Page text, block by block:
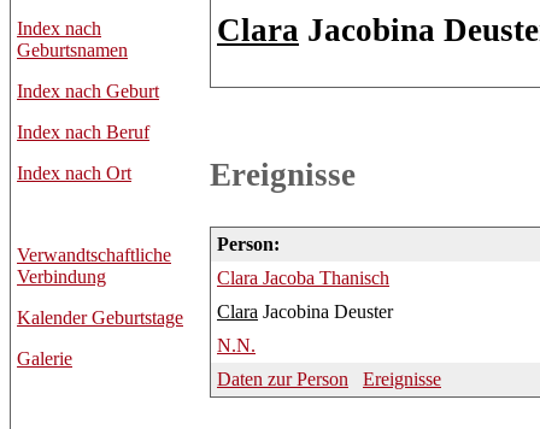
Index nach
Geburtsnamen
Index nach Geburt
Index nach Beruf
Index nach Ort
Verwandtschaftliche
Verbindung
Kalender Geburtstage
Galerie
Clara Jacobina
Ereignisse
Person:
Clara Jacoba Thanisch
Clara Jacobina Deuster
N.N.
Daten zur Person
Ereignisse